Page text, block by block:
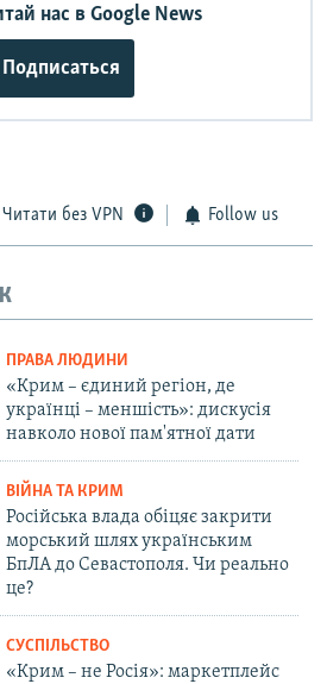
нас в Google News
Подписаться
Читати без VPN Follow us
ПРАВА ЛЮДИНИ
«Крим – єдиний регіон, де
українці – меншість»: дискусія
навколо нової пам'ятної дати
ВІЙНА ТА КРИМ
Російська влада обіцяє закрити
морський шлях українським
БпЛА до Севастополя. Чи реально
це?
СУСПІЛЬСТВО
«Крим – не Росія»: маркетплейс